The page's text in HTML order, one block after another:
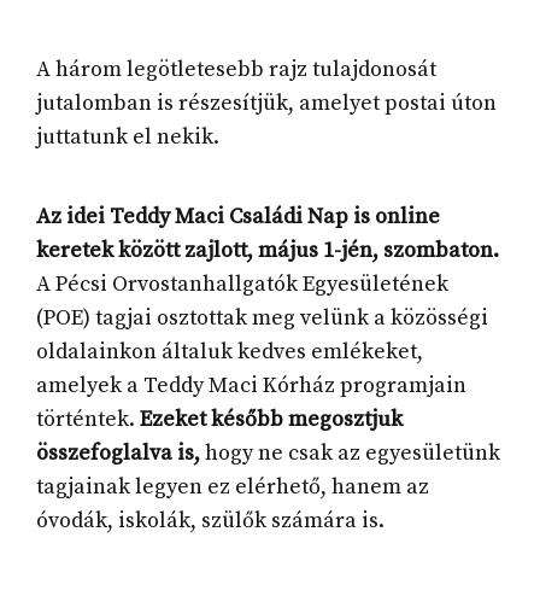
A három legötletesebb rajz tulajdonosát
jutalomban is részesítjük, amelyet postai úton
juttatunk el nekik.
Az idei Teddy Maci Családi Nap is online
keretek között zajlott, május 1-jén, szombaton.
A Pécsi Orvostanhallgatók Egyesületének
(POE) tagjai osztottak meg velünk a közösségi
oldalainkon általuk kedves emlékeket,
amelyek a Teddy Maci Kórház programjain
történtek. Ezeket később megosztjuk
összefoglalva is,hogy ne csak az egyesületünk
tagjainak legyen ez elérhető, hanem az
óvodák, iskolák, szülők számára is.